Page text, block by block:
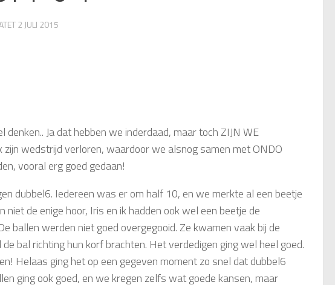
2 JULI 2015
Ja dat hebben we inderdaad, maar toch ZIJN WE
wedstrijd verloren, waardoor we alsnog samen met ONDO
vooral erg goed gedaan!
dubbel6. Iedereen was er om half 10, en we merkte al een beetje
de enige hoor, Iris en ik hadden ook wel een beetje de
ballen werden niet goed overgegooid. Ze kwamen vaak bij de
bal richting hun korf brachten. Het verdedigen ging wel heel goed.
Helaas ging het op een gegeven moment zo snel dat dubbel6
ging ook goed, en we kregen zelfs wat goede kansen, maar